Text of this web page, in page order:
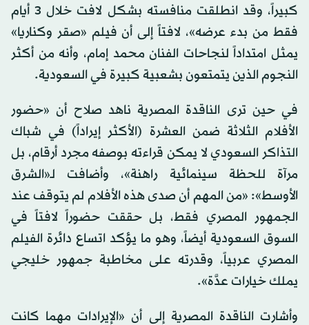
كبيراً، وقد انطلقت منافسته بشكل لافت خلال 3 أيام
فقط من بدء عرضه»، لافتاً إلى أن فيلم «صقر وكناريا»
يمثل امتداداً لنجاحات الفنان محمد إمام، وأنه من أكثر
النجوم الذين يتمتعون بشعبية كبيرة في السعودية.
في حين ترى الناقدة المصرية ناهد صلاح أن «حضور
الأفلام الثلاثة ضمن العشرة (الأكثر إيراداً) في شباك
التذاكر السعودي لا يمكن قراءته بوصفه مجرد أرقام، بل
مرآة للحظة سينمائية راهنة»، وأضافت لـ«الشرق
الأوسط»: «من المهم أن صدى هذه الأفلام لم يتوقف عند
الجمهور المصري فقط، بل حققت حضوراً لافتاً في
السوق السعودية أيضاً، وهو ما يؤكد اتساع دائرة الفيلم
المصري عربياً، وقدرته على مخاطبة جمهور خليجي
يملك خيارات عدَّة».
وأشارت الناقدة المصرية إلى أن «الإيرادات مهما كانت